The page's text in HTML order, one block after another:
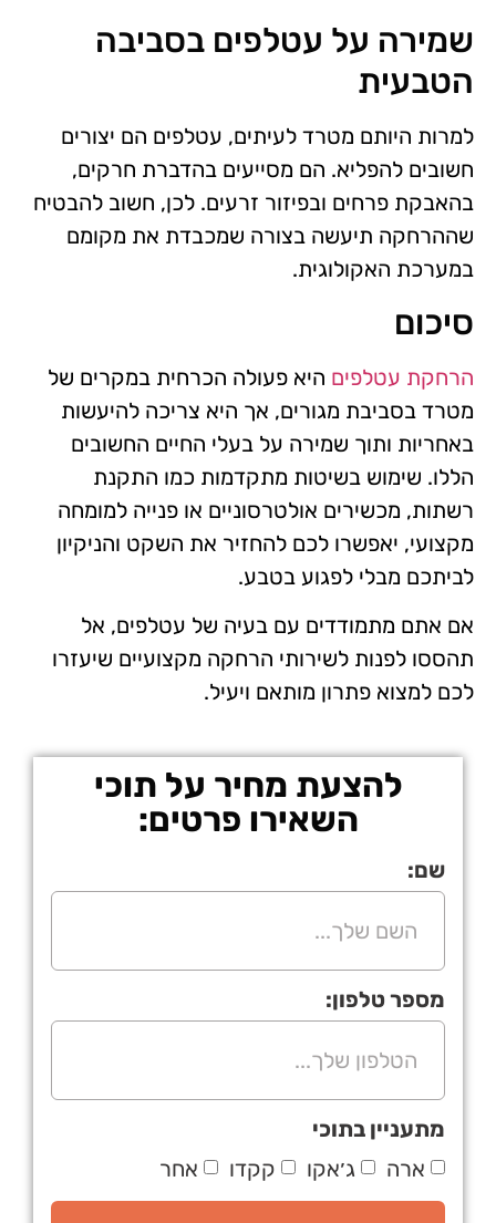
שמירה על עטלפים בסביבה
הטבעית
למרות היותם מטרד לעיתים, עטלפים הם יצורים
חשובים להפליא. הם מסייעים בהדברת חרקים,
בהאבקת פרחים ובפיזור זרעים. לכן, חשוב להבטיח
שההרחקה תיעשה בצורה שמכבדת את מקומם
במערכת האקולוגית.
סיכום
הרחקת עטלפים היא פעולה הכרחית במקרים של
מטרד בסביבת מגורים, אך היא צריכה להיעשות
באחריות ותוך שמירה על בעלי החיים החשובים
הללו. שימוש בשיטות מתקדמות כמו התקנת
רשתות, מכשירים אולטרסוניים או פנייה למומחה
מקצועי, יאפשרו לכם להחזיר את השקט והניקיון
לביתכם מבלי לפגוע בטבע.
אם אתם מתמודדים עם בעיה של עטלפים, אל
תהססו לפנות לשירותי הרחקה מקצועיים שיעזרו
לכם למצוא פתרון מותאם ויעיל.
להצעת מחיר על תוכי
השאירו פרטים:
שם:
מספר טלפון:
מתעניין בתוכי
ארה
ג׳אקו קקדו אחר